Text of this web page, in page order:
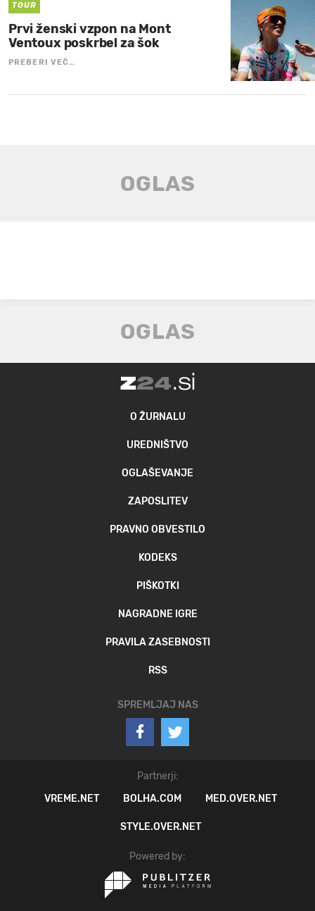
TOUR
Prvi ženski vzpon na Mont
Ventoux poskrbel za šok
PREBERI VEČ…
O ŽURNALU
UREDNIŠTVO
OGLAŠEVANJE
ZAPOSLITEV
PRAVNO OBVESTILO
KODEKS
PIŠKOTKI
NAGRADNE IGRE
PRAVILA ZASEBNOSTI
RSS
SPREMLJAJ NAS
Partnerji:
VREME.NET
BOLHA.COM MED.OVER.NET
STYLE.OVER.NET
Powered by: